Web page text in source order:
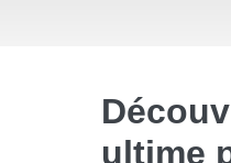
ultime